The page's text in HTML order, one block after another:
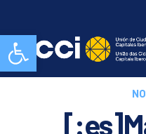
Abrir barra de herramientas